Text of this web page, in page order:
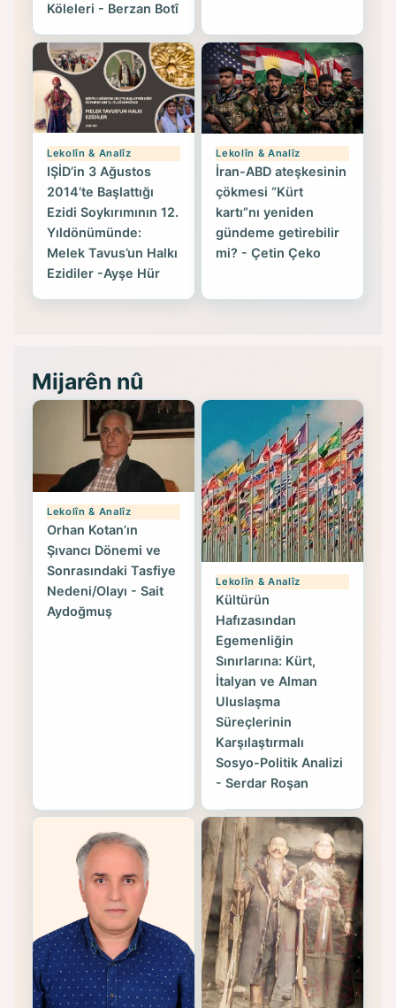
Köleleri - Berzan Botî
Lekolîn & Analîz
IŞİD’in 3 Ağustos
2014’te Başlattığı
Ezidi Soykırımının 12.
Yıldönümünde:
Melek Tavus’un Halkı
Ezidiler -Ayşe Hür
Lekolîn & Analîz
İran-ABD ateşkesinin
çökmesi “Kürt
kartı”nı yeniden
gündeme getirebilir
mi? - Çetin Çeko
Mijarên nû
Lekolîn & Analîz
Orhan Kotan’ın
Şıvancı Dönemi ve
Sonrasındaki Tasfiye
Nedeni/Olayı - Sait
Aydoğmuş
Lekolîn & Analîz
Kültürün
Hafızasından
Egemenliğin
Sınırlarına: Kürt,
İtalyan ve Alman
Uluslaşma
Süreçlerinin
Karşılaştırmalı
Sosyo-Politik Analizi
- Serdar Roşan